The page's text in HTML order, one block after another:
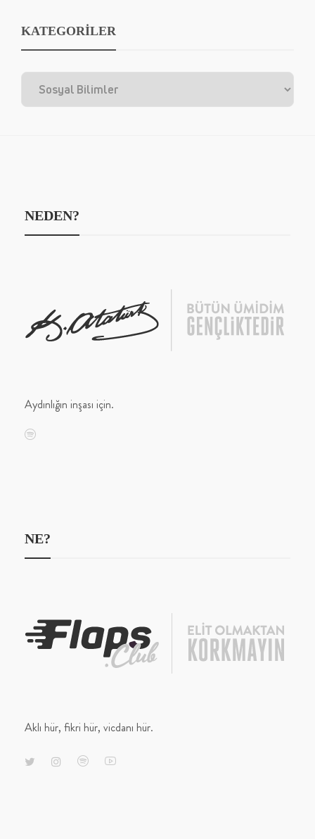
KATEGORİLER
NEDEN?
Aydınlığın inşası için.
NE?
Aklı hür, fikri hür, vicdanı hür.